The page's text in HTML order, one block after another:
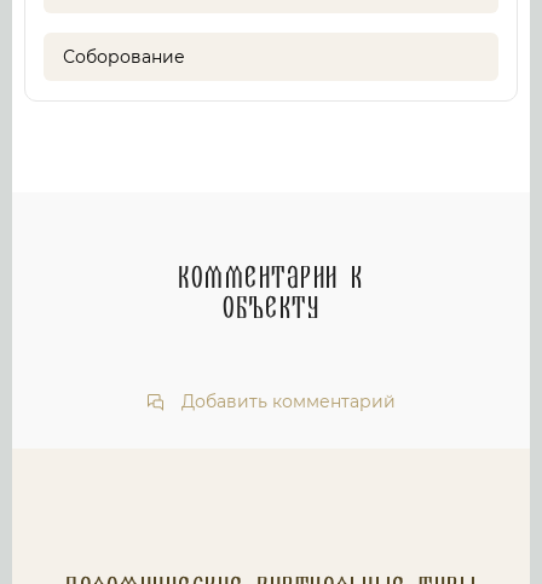
Соборование
Комментарии к
объекту
Добавить комментарий